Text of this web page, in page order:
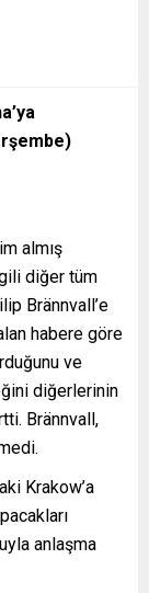
almış
diğer tüm
Brännvall’e
habere göre
ve
diğerlerinin
Brännvall,
Krakow’a
anlaşma